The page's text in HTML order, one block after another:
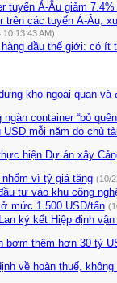
tuyến Á-Âu giảm
trên các tuyến Á-Âu,
10:13:43 AM)
hàng đầu thế giới: có ít
kho ngoại quan và
container “bỏ
USD mỗi năm do chủ
hiện Dự án xây
nhổm vì tỷ giá tăng (10/
tư vào khu công
mức 1.500 USD/tấn
ký kết Hiệp định
bơm thêm hơn 30 tỷ
về hoàn thuế,